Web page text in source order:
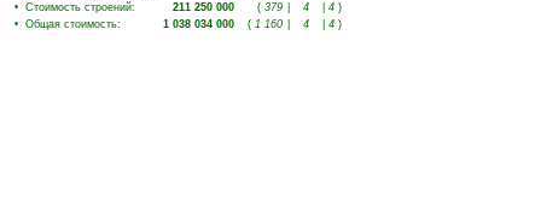
• Стоимость строений: 211 250 000 ( 379 4 4 )
• Общая стоимость: 1 038 034 000 ( 1 160 4 4 )